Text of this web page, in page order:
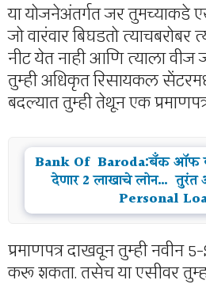
या योजनेअंतर्गत जर तुमच्याकडे
जो वारंवार बिघडतो
नीट येत नाही आणि त्याला
तुम्ही अधिकृत रिसायकल
बदल्यात तुम्ही तेथून एक
Bank Of Baroda:बँक ऑफ
देणार 2 लाखाचे लोन… तुरंत
Personal
प्रमाणपत्र दाखवून तुम्ही नवीन
करू शकता. तसेच या एसीवर